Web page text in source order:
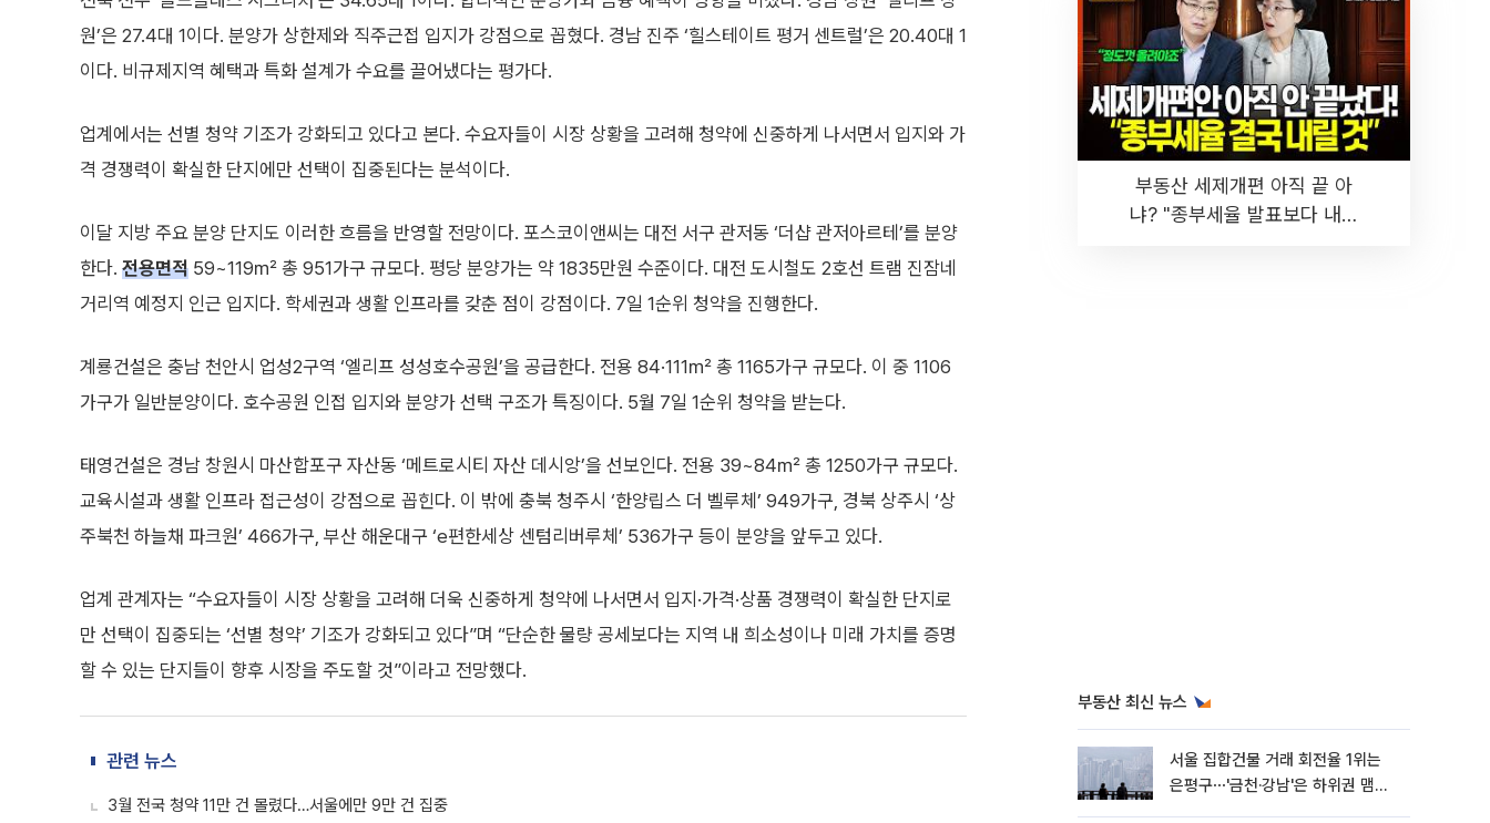
원’은 27.4대 1이다. 분양가 상한제와 직주근접 입지가 강점으로 꼽혔다. 경남 진주 ‘힐스테이트 평거 센트럴’은 20.40대 1
이다. 비규제지역 혜택과 특화 설계가 수요를 끌어냈다는 평가다.
업계에서는 선별 청약 기조가 강화되고 있다고 본다. 수요자들이 시장 상황을 고려해 청약에 신중하게 나서면서 입지와 가
격 경쟁력이 확실한 단지에만 선택이 집중된다는 분석이다.
이달 지방 주요 분양 단지도 이러한 흐름을 반영할 전망이다. 포스코이앤씨는 대전 서구 관저동 ‘더샵 관저아르테’를 분양
한다. 전용면적 59~119㎡ 총 951가구 규모다. 평당 분양가는 약 1835만원 수준이다. 대전 도시철도 2호선 트램 진잠네
거리역 예정지 인근 입지다. 학세권과 생활 인프라를 갖춘 점이 강점이다. 7일 1순위 청약을 진행한다.
계룡건설은 충남 천안시 업성2구역 ‘엘리프 성성호수공원’을 공급한다. 전용 84·111㎡ 총 1165가구 규모다. 이 중 1106
가구가 일반분양이다. 호수공원 인접 입지와 분양가 선택 구조가 특징이다. 5월 7일 1순위 청약을 받는다.
태영건설은 경남 창원시 마산합포구 자산동 ‘메트로시티 자산 데시앙’을 선보인다. 전용 39~84㎡ 총 1250가구 규모다.
교육시설과 생활 인프라 접근성이 강점으로 꼽힌다. 이 밖에 충북 청주시 ‘한양립스 더 벨루체’ 949가구, 경북 상주시 ‘상
주북천 하늘채 파크원’ 466가구, 부산 해운대구 ‘e편한세상 센텀리버루체’ 536가구 등이 분양을 앞두고 있다.
업계 관계자는 “수요자들이 시장 상황을 고려해 더욱 신중하게 청약에 나서면서 입지·가격·상품 경쟁력이 확실한 단지로
만 선택이 집중되는 ‘선별 청약’ 기조가 강화되고 있다”며 “단순한 물량 공세보다는 지역 내 희소성이나 미래 가치를 증명
할 수 있는 단지들이 향후 시장을 주도할 것”이라고 전망했다.
관련 뉴스
3월 전국 청약 11만 건 몰렸다…서울에만 9만 건 집중
부동산 세제개편 아직 끝 아
냐? "종부세율 발표보다 내릴
부동산 최신 뉴스
서울 집합건물 거래 회전율 1위는
은평구⋯'금천·강남'은 하위권 맴돌